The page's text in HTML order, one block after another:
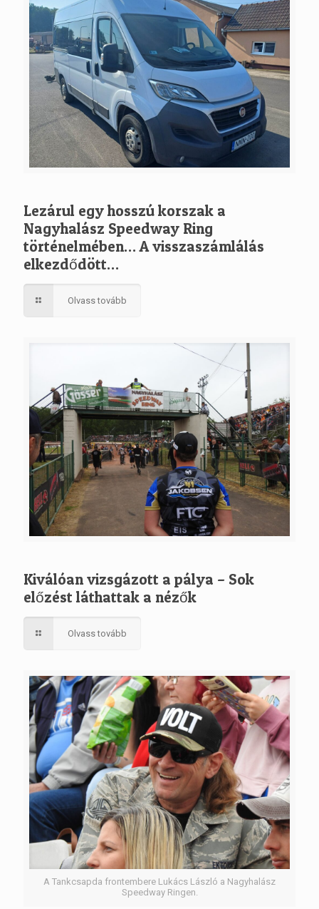
Lezárul egy hosszú korszak a
Nagyhalász Speedway Ring
történelmében… A visszaszámlálás
elkezdődött…
Olvass tovább
Kiválóan vizsgázott a pálya – Sok
előzést láthattak a nézők
Olvass tovább
A Tankcsapda frontembere Lukács László a Nagyhalász
Speedway Ringen.